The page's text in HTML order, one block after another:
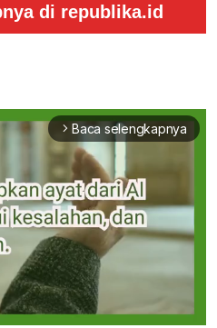
di republika.id
arrow_forward_ios Baca selengkapnya